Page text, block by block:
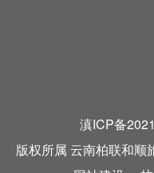
滇ICP备
版权所属 云南柏联和顺